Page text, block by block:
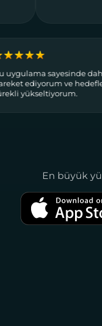
Bu uygulama
hareket ediyorum ve
sürekli yükseltiyorum.
En büyük